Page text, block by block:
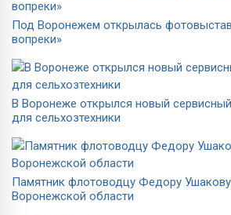
Под Воронежем открылась
вопреки»
В Воронеже открылся новый
для сельхозтехники
Памятник флотоводцу Федору
Воронежской области